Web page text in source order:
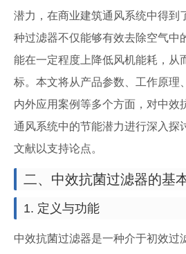
潜力，在商业建筑通风系统中得到
种过滤器不仅能够有效去除空气中
能在一定程度上降低风机能耗，从
标。本文将从产品参数、工作原理
内外应用案例等多个方面，对中效
通风系统中的节能潜力进行深入探
文献以支持论点。
二、中效抗菌过滤器的基
1. 定义与功能
中效抗菌过滤器是一种介于初效过